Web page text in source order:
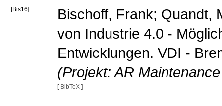
[Bis16]
Bischoff, Frank; Quandt,
von Industrie 4.0 -
Entwicklungen. VDI -
(Projekt: AR
[ BibTeX ]